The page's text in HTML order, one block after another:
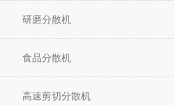
研磨分散机
食品分散机
高速剪切分散机